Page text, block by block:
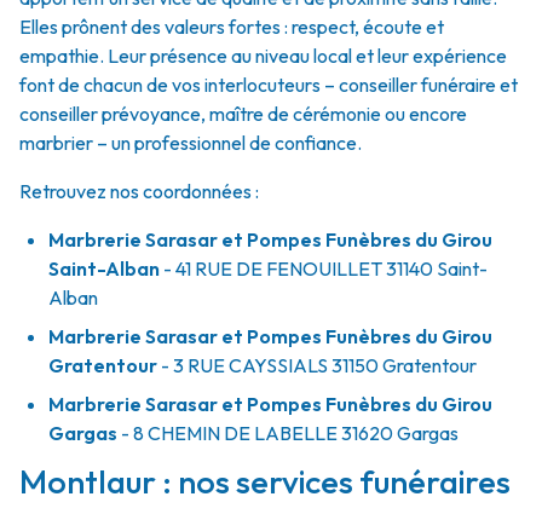
Elles prônent des valeurs fortes : respect, écoute et
empathie. Leur présence au niveau local et leur expérience
font de chacun de vos interlocuteurs – conseiller funéraire et
conseiller prévoyance, maître de cérémonie ou encore
marbrier – un professionnel de confiance.
Retrouvez nos coordonnées :
Marbrerie Sarasar et Pompes Funèbres du Girou
Saint-Alban - 41 RUE DE FENOUILLET31140 Saint-
Alban
Marbrerie Sarasar et Pompes Funèbres du Girou
Gratentour - 3 RUE CAYSSIALS 31150Gratentour
Marbrerie Sarasar et Pompes Funèbres du Girou
Gargas - 8 CHEMIN DE LABELLE31620Gargas
Montlaur : nos services funéraires